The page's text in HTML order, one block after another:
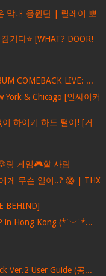
막내 응원단 | 릴레이 뽀
기다⭐️ [WHAT? DOOR!
COMEBACK LIVE: ...
York & Chicago [인싸이커
이 하이키 하드 털이! [거
랑 게임🎮할 사람
게 무슨 일이..? 😱 | THX
BEHIND]
in Hong Kong (*˙︶˙*...
Ver.2 User Guide (공...